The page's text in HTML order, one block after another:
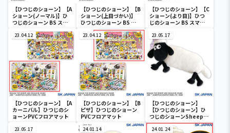
【ひつじのショーン】【A
ショーン(ノーマル)】ひ
つじのショーン BS スマ
ホショーンルダー
【ひつじのショーン】【B
ショーン(上目づかい)】
ひつじのショーン BS ス
マホショーンルダー
【ひつじのショーン】【C
ショーン(より目)】ひつ
じのショーン BS スマホ
23.04.12
【ひつじのショーン】【A
カーニバル】ひつじのシ
ョーンPVCフロアマット
23.04.12
【ひつじのショーン】【B
ピザ】ひつじのショーン
PVCフロアマット
23.05.17
【ひつじのショーン】
【ひつじのショーン】ひ
つじのショーンSheep
Dreamsもこもこまくら
23.05.17 24.01.14 24.01.24